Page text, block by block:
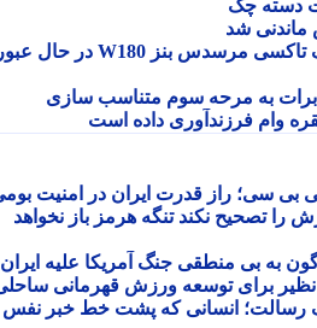
چک
شد
عکس| سفر به گذشته؛ یک تاکسی مرسدس بنز W180 در حال عبور
به مرحه سوم متناسب سازی
سی؛ راز قدرت ایران در امنیت بومی
تصحیح نکند تنگه هرمز باز نخواهد
به بی منطقی جنگ آمریکا علیه ایران
برای توسعه ورزش قهرمانی ساحلی
انسانی که پشت خط خبر نفس